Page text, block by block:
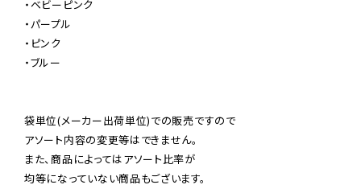
・ベビーピンク
・パープル
・ピンク
・ブルー
袋単位(メーカー出荷単位)での販売ですので
アソート内容の変更等はできません。
また、商品によってはアソート比率が
均等になっていない商品もございます。